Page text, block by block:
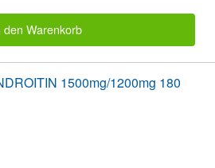
den Warenkorb
1500mg/1200mg 180